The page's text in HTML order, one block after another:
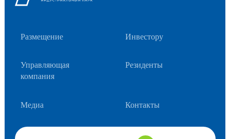
Размещение Инвестору
Управляющая
компания
Резиденты
Медиа Контакты